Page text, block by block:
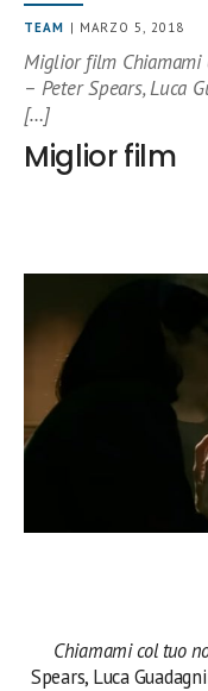
TEAM | MARZO 5, 2018
Miglior film Chiamami
– Peter Spears, Luca
[…]
Miglior film
Chiamami col tuo
Spears, Luca